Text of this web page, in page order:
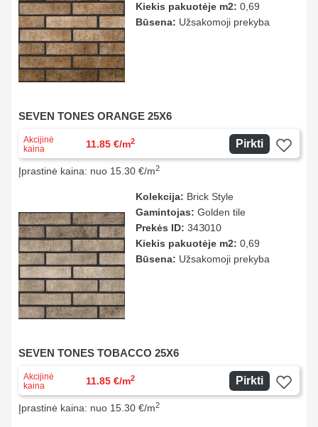
Kiekis pakuotėje m2: 0,69
Būsena: Užsakomoji prekyba
SEVEN TONES ORANGE 25X6
Akcijinė
kaina
11.85 €/m2 Pirkti
Įprastinė kaina: nuo 15.30 €/m2
Kolekcija: Brick Style
Gamintojas: Golden tile
Prekės ID: 34З010
Kiekis pakuotėje m2: 0,69
Būsena: Užsakomoji prekyba
SEVEN TONES TOBACCO 25X6
Akcijinė
kaina
11.85 €/m2 Pirkti
Įprastinė kaina: nuo 15.30 €/m2